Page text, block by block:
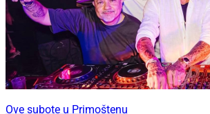
Ove subote u Primoštenu